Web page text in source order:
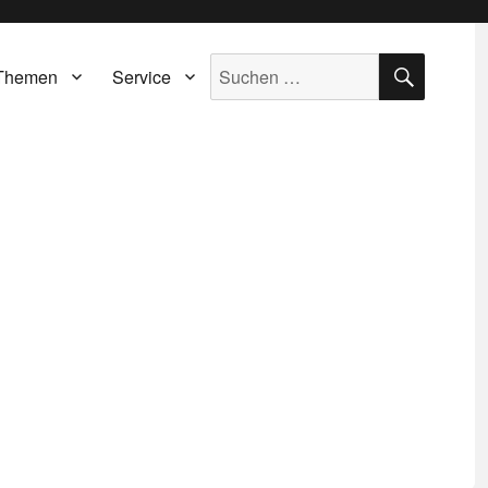
Service
Suche
nach: